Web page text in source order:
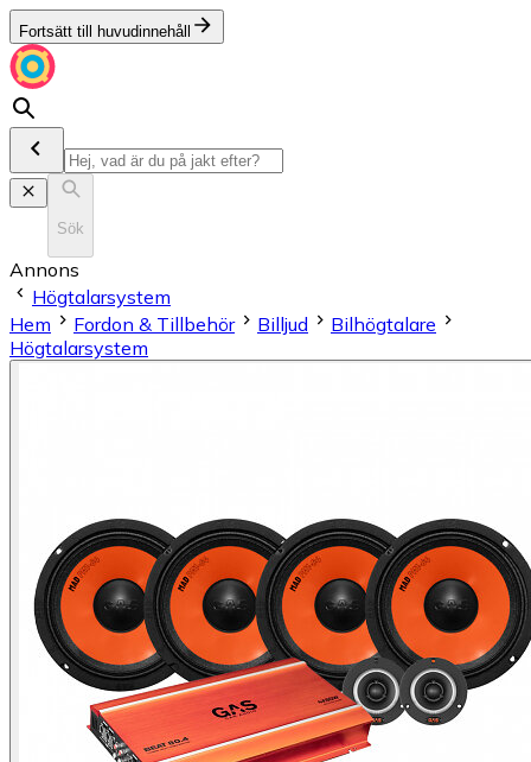
Fortsätt till huvudinnehåll
Sök
Annons
Högtalarsystem
Hem
Fordon & Tillbehör Billjud
Bilhögtalare
Högtalarsystem